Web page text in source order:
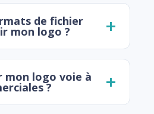
de fichier
mon logo ?
mon logo voie à
?